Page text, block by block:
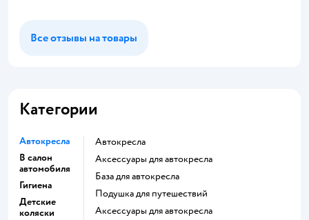
Все отзывы на товары
Категории
Автокресла
В салон
автомобиля
Гигиена
Детские
коляски
Автокресла
Аксессуары для автокресла
База для автокресла
Подушка для путешествий
Аксессуары для автокресла